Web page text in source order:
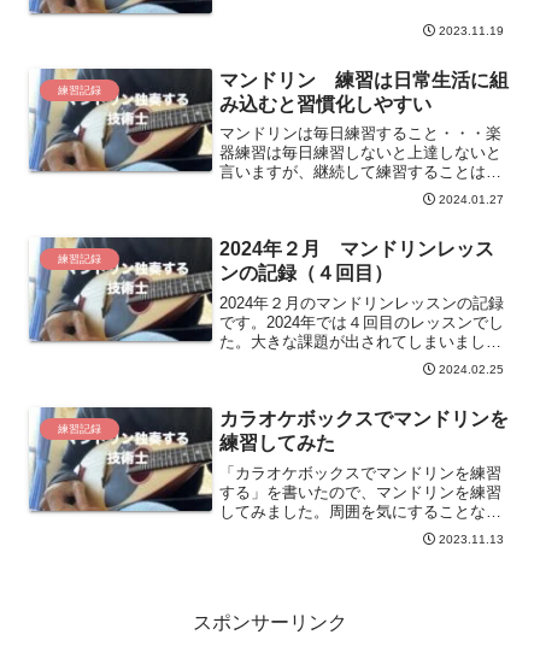
年劣化の不具合はやむを得ないです。適
2023.11.19
練習記録
マンドリン 練習は日常生活に組
み込むと習慣化しやすい
マンドリンは毎日練習すること・・・楽
器練習は毎日練習しないと上達しないと
言いますが、継続して練習することは難
しいです。社会人ならなおさらです。練
習を習慣化するにはどうすべきか。日常
ます。
2024.01.27
練習記録
2024年２月 マンドリンレッス
ンの記録（４回目）
2024年２月のマンドリンレッスンの記録
です。2024年では４回目のレッスンでし
た。大きな課題が出されてしまいまし
た。どうやって攻略するか・・・課題曲
を完成させるには避けて通れないです。
に合うか？
2024.02.25
練習記録
カラオケボックスでマンドリンを
練習してみた
「カラオケボックスでマンドリンを練習
する」を書いたので、マンドリンを練習
してみました。周囲を気にすることなく
マンドリンを弾けることが気に入ってい
2023.11.13
スポンサーリンク